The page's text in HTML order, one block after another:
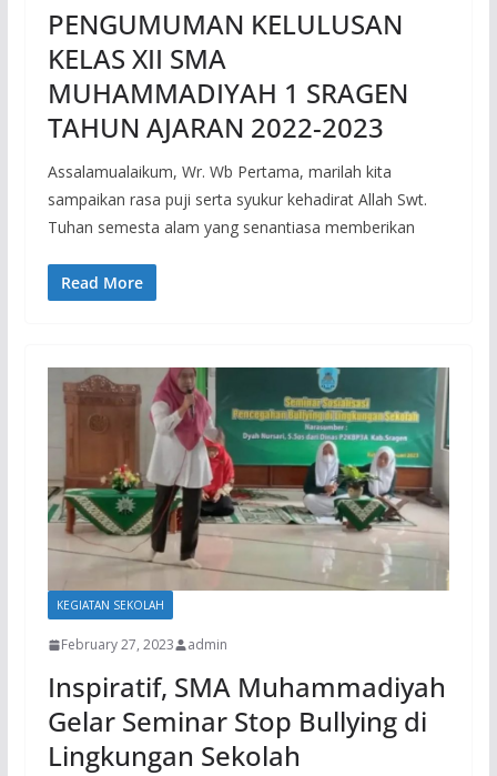
PENGUMUMAN KELULUSAN
KELAS XII SMA
MUHAMMADIYAH 1 SRAGEN
TAHUN AJARAN 2022-2023
Assalamualaikum, Wr. Wb Pertama, marilah kita
sampaikan rasa puji serta syukur kehadirat Allah Swt.
Tuhan semesta alam yang senantiasa memberikan
Read More
KEGIATAN SEKOLAH
February 27, 2023 admin
Inspiratif, SMA Muhammadiyah
Gelar Seminar Stop Bullying di
Lingkungan Sekolah